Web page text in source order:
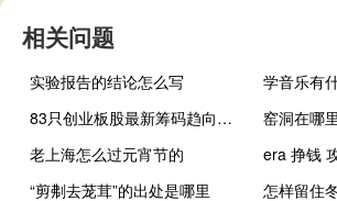
相关问题
实验报告的结论怎么写
学音乐有
83只创业板股最新筹码趋向集中
窑洞在哪里
老上海怎么过元宵节的
era 挣钱
“剪刜去茏茸”的出处是哪里
怎样留住